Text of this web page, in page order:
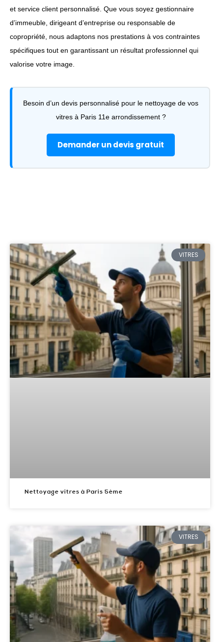
et service client personnalisé. Que vous soyez gestionnaire
d’immeuble, dirigeant d’entreprise ou responsable de
copropriété, nous adaptons nos prestations à vos contraintes
spécifiques tout en garantissant un résultat professionnel qui
valorise votre image.
Besoin d’un devis personnalisé pour le nettoyage de vos
vitres à Paris 11e arrondissement ?
Demander un devis gratuit
VITRES
Nettoyage vitres à Paris 5ème
VITRES